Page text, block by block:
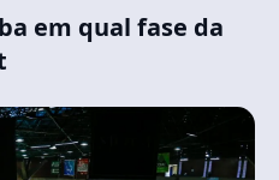
em qual fase da